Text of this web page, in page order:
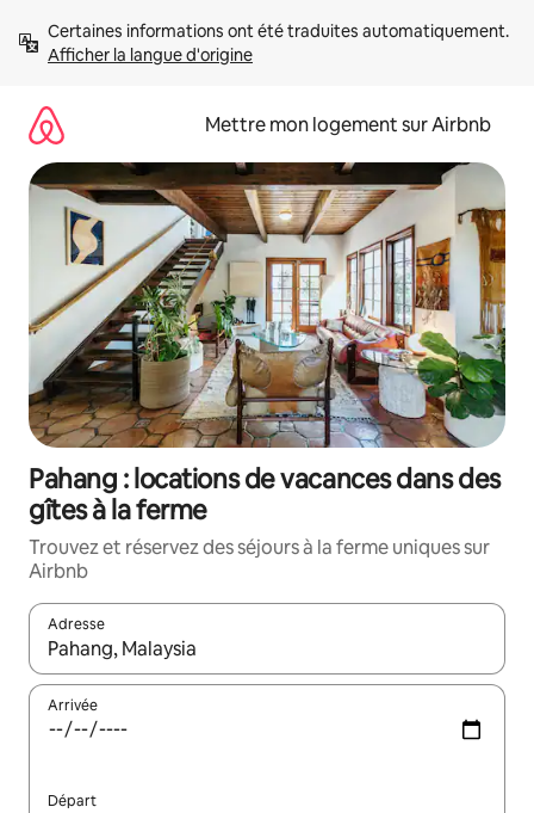
directement
Afficher la langue d'origine
Mettre mon logement sur Airbnb
Pahang : locations de vacances dans des
gîtes à la ferme
Trouvez et réservez des séjours à la ferme uniques sur
Airbnb
Adresse
Lorsque les résultats s'affichent, utilisez les flèches vers le
Arrivée
Départ